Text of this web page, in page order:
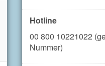
Hotline
00 800 10221022
Nummer)